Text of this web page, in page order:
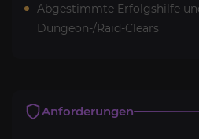
Abgestimmte Erfolgshilfe
Dungeon-/Raid-Clears
Anforderungen